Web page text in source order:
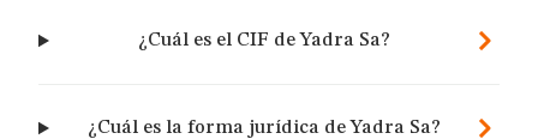
¿Cuál es el CIF de Yadra Sa?
¿Cuál es la forma jurídica de Yadra Sa?